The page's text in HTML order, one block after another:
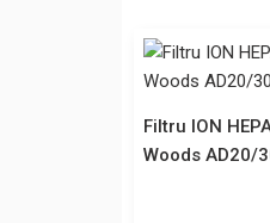
Filtru ION
Woods AD20/